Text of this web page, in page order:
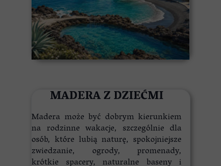
MADERA Z DZIEĆMI
Madera może być dobrym kierunkiem
na rodzinne wakacje, szczególnie dla
osób, które lubią naturę, spokojniejsze
zwiedzanie, ogrody, promenady,